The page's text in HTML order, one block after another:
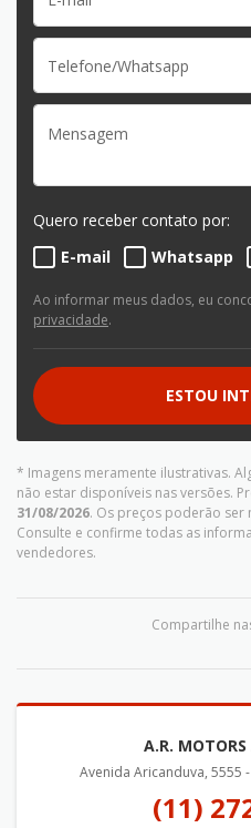
Quero receber contato por:
E-mail
Whatsapp
Ao informar meus dados, eu
privacidade.
ESTOU
* Imagens meramente ilustrativas.
não estar disponíveis nas versões.
31/08/2026. Os preços poderão ser
Consulte e confirme todas as
vendedores.
Compartilhe
A.R.
Avenida Aricanduva, 5555
(11)